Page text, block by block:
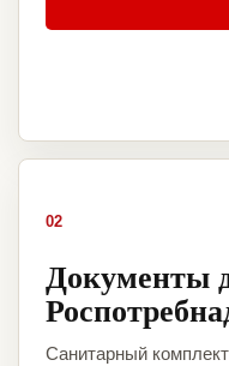
02
Документы
Санитарный